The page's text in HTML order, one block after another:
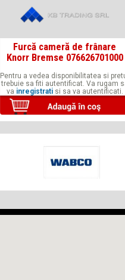
Furcă cameră de frânare
Knorr Bremse 076626701000
Pentru a vedea disponibilitatea si
trebuie sa fiti autentificat. Va rugam
va inregistratisi sa va autentificati.